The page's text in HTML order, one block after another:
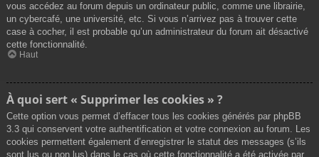
vous accédez au forum depuis un ordinateur public, comme une librairie,
un cybercafé, une université, etc. Si vous n’arrivez pas à trouver cette
case à cocher, il est probable qu’un administrateur du forum ait désactivé
cette fonctionnalité.
Haut
À quoi sert « Supprimer les cookies » ?
Cette option vous permet d’effacer tous les cookies générés par phpBB
3.3 qui conservent votre authentification et votre connexion au forum. Les
cookies permettent également d’enregistrer le statut des messages (s’ils
sont lus ou non lus) dans le cas où cette fonctionnalité a été activée par